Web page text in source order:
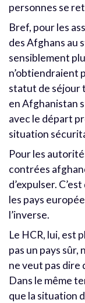
personnes se
Bref, pour les
des Afghans au
sensiblement
n’obtiendraient
statut de séjour
en Afghanistan
avec le départ
situation
Pour les
contrées
d’expulser.
les pays
l’inverse.
Le HCR, lui, est
pas un pays sûr,
ne veut pas dire
Dans le même
que la situation